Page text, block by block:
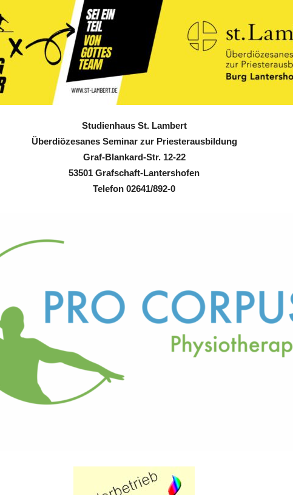
Studienhaus St. Lambert
Überdiözesanes Seminar zur Priesterausbildung
Graf-Blankard-Str. 12-22
53501 Grafschaft-Lantershofen
Telefon 02641/892-0